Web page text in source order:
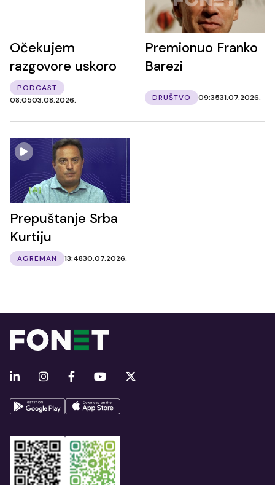
Očekujem
razgovore uskoro
PODCAST
08:0503.08.2026.
Premionuo Franko
Barezi
DRUŠTVO 09:3531.07.2026.
Prepuštanje Srba
Kurtiju
AGREMAN 13:4830.07.2026.